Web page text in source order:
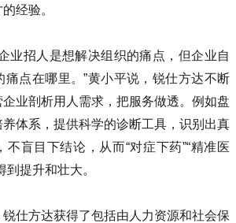
经验。
业招人是想解决组织的痛点，但企业自
痛点在哪里。”黄小平说，锐仕方达不断
业剖析用人需求，把服务做透。例如盘
体系，提供科学的诊断工具，识别出真
不盲目下结论，从而“对症下药”“精准医
到提升和壮大。
仕方达获得了包括由人力资源和社会保